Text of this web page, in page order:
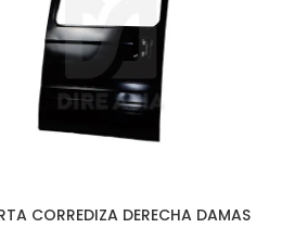
CORREDIZA DERECHA DAMAS